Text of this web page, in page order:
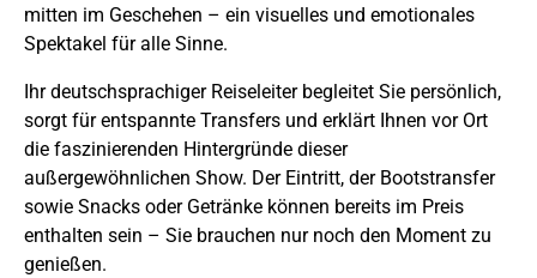
mitten im Geschehen – ein visuelles und emotionales
Spektakel für alle Sinne.
Ihr deutschsprachiger Reiseleiter begleitet Sie persönlich,
sorgt für entspannte Transfers und erklärt Ihnen vor Ort
die faszinierenden Hintergründe dieser
außergewöhnlichen Show. Der Eintritt, der Bootstransfer
sowie Snacks oder Getränke können bereits im Preis
enthalten sein – Sie brauchen nur noch den Moment zu
genießen.